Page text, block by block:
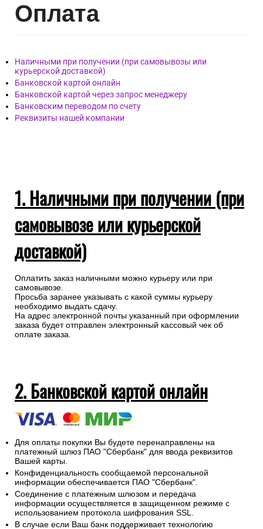
Оплата
Наличными при получении (при самовывозы или
курьерской доставкой)
Банковской картой онлайн
Банковской картой через запрос менеджеру
Банковским переводом по счету
Реквизиты нашей компании
1. Наличными при получении (при
самовывозе или курьерской
доставкой)
Оплатить заказ наличными можно курьеру или при
самовывозе.
Просьба заранее указывать с какой суммы курьеру
необходимо выдать сдачу.
На адрес электронной почты указанный при оформлении
заказа будет отправлен электронный кассовый чек об
оплате заказа.
2. Банковской картой онлайн
Для оплаты покупки Вы будете перенаправлены на
платежный шлюз ПАО "Сбербанк" для ввода реквизитов
Вашей карты.
Конфиденциальность сообщаемой персональной
информации обеспечивается ПАО "Сбербанк".
Соединение с платежным шлюзом и передача
информации осуществляется в защищенном режиме с
использованием протокола шифрования SSL.
В случае если Ваш банк поддерживает технологию